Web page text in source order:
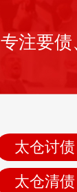
专注要
太仓讨债
太仓清债